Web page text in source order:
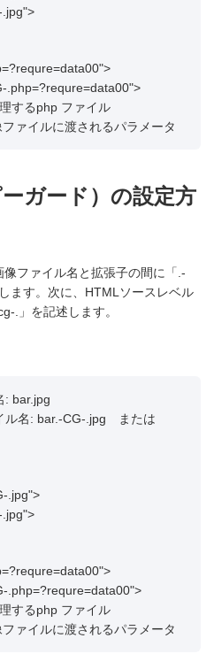
.php=?requre=data00">
するphp ファイル
ァイルに渡されるパラメータ
ガード）の設定方
ファイル名と拡張子の間に「.-
ます。次に、HTMLソースレベル
.」を記述します。
: bar.jpg
イル名: bar.-CG-.jpg または
.jpg">
.php=?requre=data00">
するphp ファイル
ァイルに渡されるパラメータ